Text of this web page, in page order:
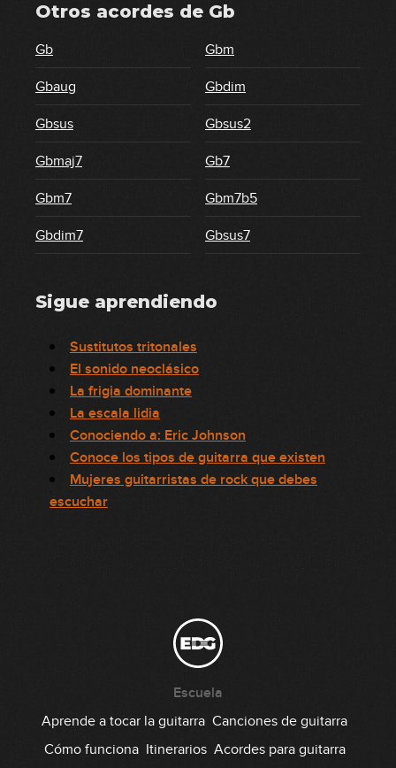
Otros acordes de Gb
Gb Gbm
Gbaug Gbdim
Gbsus Gbsus2
Gbmaj7 Gb7
Gbm7 Gbm7b5
Gbdim7 Gbsus7
Sigue aprendiendo
Sustitutos tritonales
El sonido neoclásico
La frigia dominante
La escala lidia
Conociendo a: Eric Johnson
Conoce los tipos de guitarra que existen
Mujeres guitarristas de rock que debes
escuchar
Escuela
Aprende a tocar la guitarra Canciones de guitarra
Cómo funciona Itinerarios Acordes para guitarra